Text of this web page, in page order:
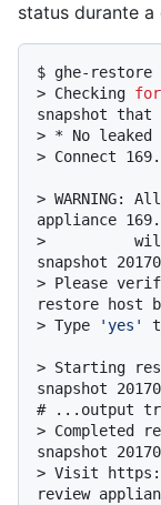
status durante a
$ ghe-restore
> Checking for
snapshot
> * No leaked
> Connect
> WARNING:
appliance
>
snapshot
> Please
restore host
> Type 'yes'
> Starting
snapshot
#
...output
> Completed
snapshot
> Visit
review